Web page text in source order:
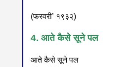
(फरवरी’ १९३२)
4. आते कैसे सूने पल
आते कैसे सूने पल